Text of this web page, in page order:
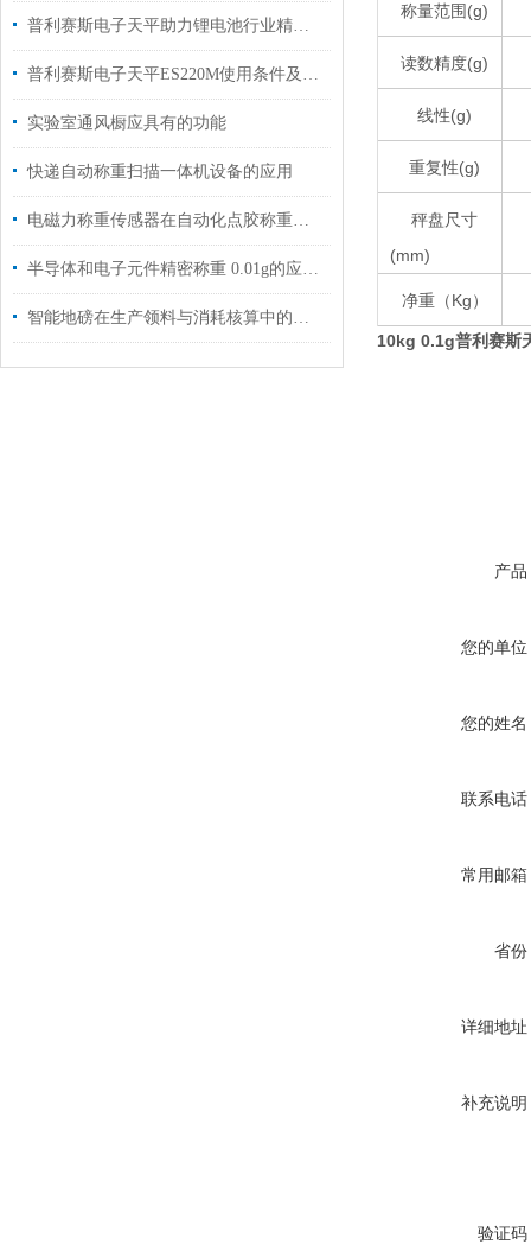
普利赛斯电子天平助力锂电池行业精准称重
普利赛斯电子天平ES220M使用条件及校准
实验室通风橱应具有的功能
快递自动称重扫描一体机设备的应用
电磁力称重传感器在自动化点胶称重中的应用案例
半导体和电子元件精密称重 0.01g的应用案例
智能地磅在生产领料与消耗核算中的应用
称量范围(g)
读数精度(g)
线性(g)
重复性(g)
秤盘尺寸
(mm)
净重（Kg）
10kg 0.1g普利赛斯
产品
您的单位
您的姓名
联系电话
常用邮箱
省份
详细地址
补充说明
验证码